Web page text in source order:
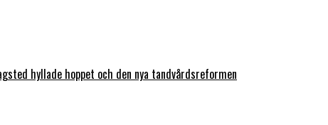
hyllade hoppet och den nya tandvårdsreformen